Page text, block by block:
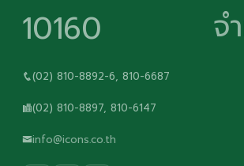
10160
(02) 810-8892-6, 810-6687
(02) 810-8897, 810-6147
info@icons.co.th
จ